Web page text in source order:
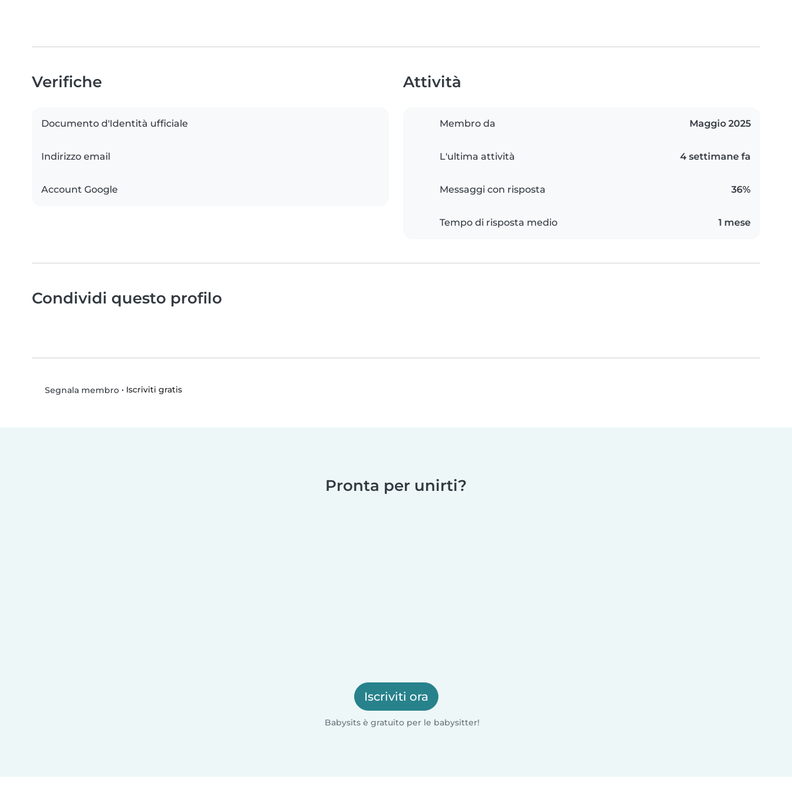
Verifiche
Documento d'Identità ufficiale
Indirizzo email
Account Google
Attività
Membro da Maggio 2025
L'ultima attività 4 settimane fa
Messaggi con risposta 36%
Tempo di risposta medio 1 mese
Condividi questo profilo
Segnala membro• Iscriviti gratis
Pronta per unirti?
Iscriviti ora
Babysits è gratuito per le babysitter!